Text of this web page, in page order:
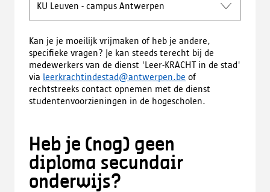
KU Leuven - campus Antwerpen
Kan je je moeilijk vrijmaken of heb je andere,
specifieke vragen? Je kan steeds terecht bij de
medewerkers van de dienst 'Leer-KRACHT in de stad'
via leerkrachtindestad@antwerpen.be of
rechtstreeks contact opnemen met de dienst
studentenvoorzieningen in de hogescholen.
Heb je (nog) geen
diploma secundair
onderwijs?